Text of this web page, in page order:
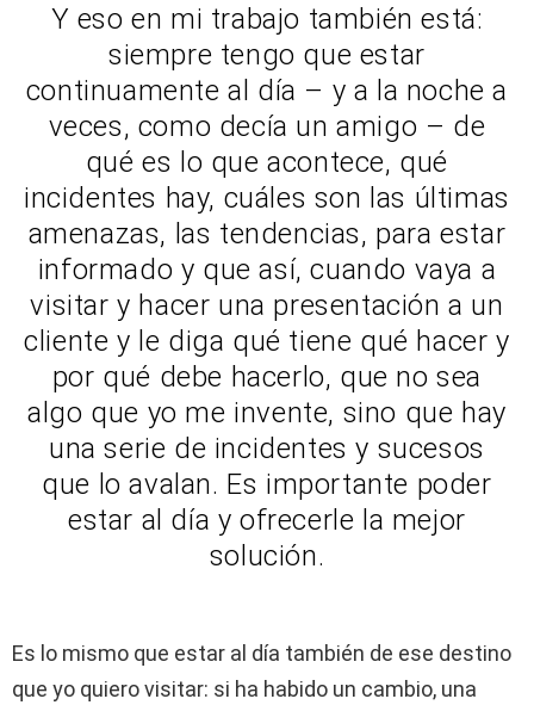
Y eso en mi trabajo también está:
siempre tengo que estar
continuamente al día – y a la noche a
veces, como decía un amigo – de
qué es lo que acontece, qué
incidentes hay, cuáles son las últimas
amenazas, las tendencias, para estar
informado y que así, cuando vaya a
visitar y hacer una presentación a un
cliente y le diga qué tiene qué hacer y
por qué debe hacerlo, que no sea
algo que yo me invente, sino que hay
una serie de incidentes y sucesos
que lo avalan. Es importante poder
estar al día y ofrecerle la mejor
solución.
Es lo mismo que estar al día también de ese destino
que yo quiero visitar: si ha habido un cambio, una